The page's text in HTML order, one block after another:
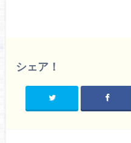
シェア！